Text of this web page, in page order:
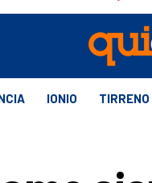
IONIO TIRRENO